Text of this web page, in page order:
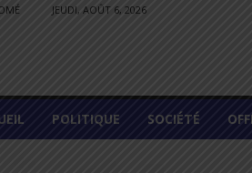
JEUDI, AOÛT 6, 2026
POLITIQUE SOCIÉTÉ